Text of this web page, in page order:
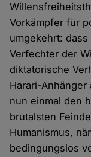
Vorkämpfer für
umgekehrt:
Verfechter der
diktatorische
Harari-
nun einmal den
brutalsten
Humanismus,
bedingungslos